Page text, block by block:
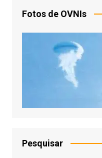
Fotos de OVNIs
Pesquisar